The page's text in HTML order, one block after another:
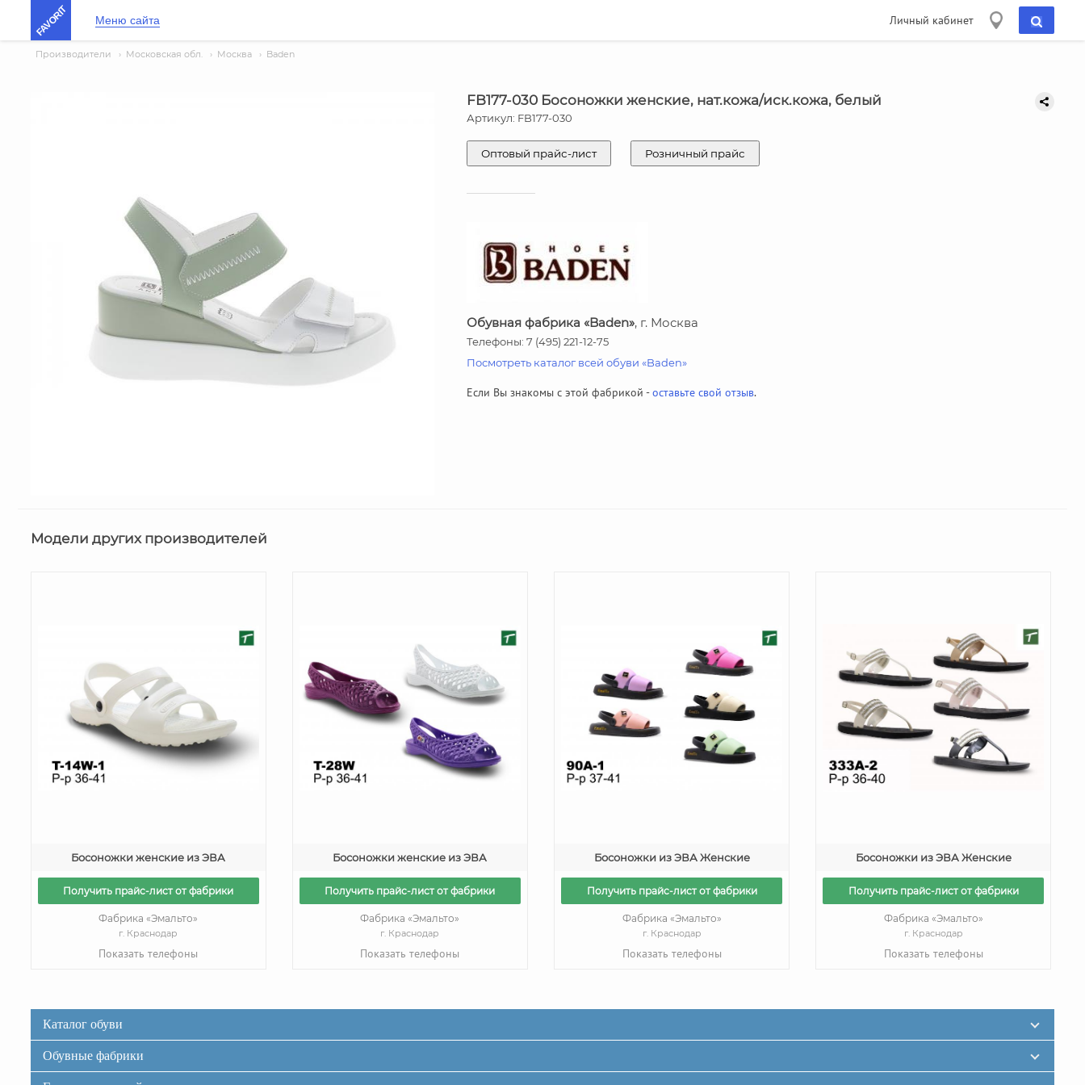
FAVORIT Меню сайта Личный кабинет
Производители › Московская обл. › Москва › Baden
FB177-030 Босоножки женские, нат.кожа/иск.кожа, белый
Артикул: FB177-030
Оптовый прайс-лист Розничный прайс
Обувная фабрика «Baden», г. Москва
Телефоны: 7 (495) 221-12-75
Посмотреть каталог всей обуви «Baden»
Если Вы знакомы с этой фабрикой -оставьте свой отзыв.
Модели других производителей
Босоножки женские из ЭВА
Получить прайс-лист от фабрики
Фабрика «Эмальто»
г. Краснодар
Показать телефоны
Босоножки женские из ЭВА
Получить прайс-лист от фабрики
Фабрика «Эмальто»
г. Краснодар
Показать телефоны
Босоножки из ЭВА Женские
Получить прайс-лист от фабрики
Фабрика «Эмальто»
г. Краснодар
Показать телефоны
Босоножки из ЭВА Женские
Получить прайс-лист от фабрики
Фабрика «Эмальто»
г. Краснодар
Показать телефоны
Каталог обуви
Обувные фабрики